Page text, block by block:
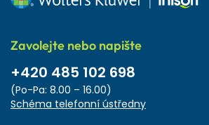
Zavolejte nebo napište
+420 485 102 698
(Po-Pa: 8.00 – 16.00)
Schéma telefonní ústředny